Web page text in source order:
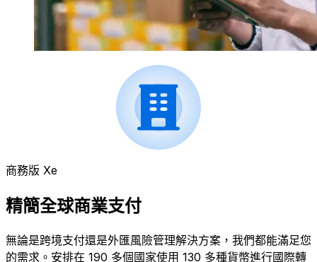
商務版 Xe
精簡全球商業支付
無論是跨境支付還是外匯風險管理解決方案，我們都能滿足您
的需求。安排在 190 多個國家使用 130 多種貨幣進行國際轉